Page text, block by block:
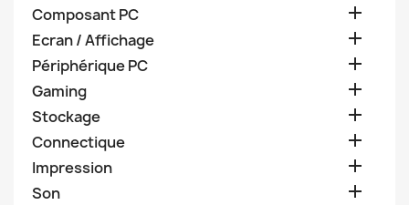
Composant PC 
Ecran / Affichage 
Périphérique PC 
Gaming 
Stockage 
Connectique 
Impression 
Son 